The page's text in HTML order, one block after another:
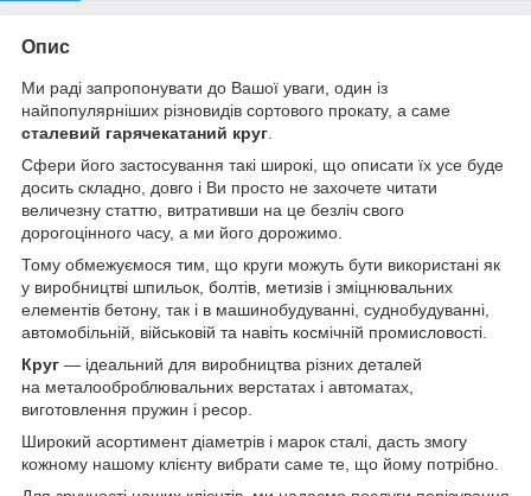
Опис
Ми раді запропонувати до Вашої уваги, один із
найпопулярніших різновидів сортового прокату, а саме
сталевий гарячекатаний круг
Сфери його застосування такі широкі, що описати їх усе буде
досить складно, довго і Ви просто не захочете читати
величезну статтю, витративши на це безліч свого
дорогоцінного часу, а ми його дорожимо.
Тому обмежуємося тим, що круги можуть бути використані як
у виробництві шпильок, болтів, метизів і зміцнювальних
елементів бетону, так і в машинобудуванні, суднобудуванні,
автомобільній, військовій та навіть космічній промисловості.
Круг — ідеальний для виробництва різних деталей
на металооброблювальних верстатах і автоматах,
виготовлення пружин і ресор.
Широкий асортимент діаметрів і марок сталі, дасть змогу
кожному нашому клієнту вибрати саме те, що йому потрібно.